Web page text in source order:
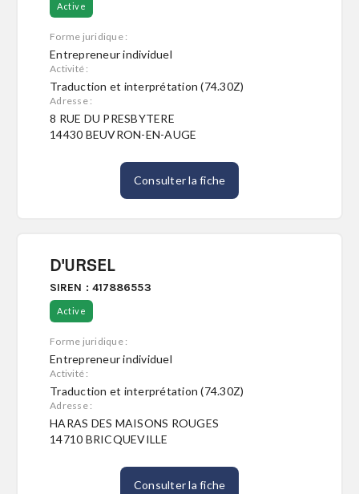
Active
Forme juridique :
Entrepreneur individuel
Activité :
Traduction et interprétation (74.30Z)
Adresse :
8 RUE DU PRESBYTERE
14430 BEUVRON-EN-AUGE
Consulter la fiche
D'URSEL
SIREN : 417886553
Active
Forme juridique :
Entrepreneur individuel
Activité :
Traduction et interprétation (74.30Z)
Adresse :
HARAS DES MAISONS ROUGES
14710 BRICQUEVILLE
Consulter la fiche